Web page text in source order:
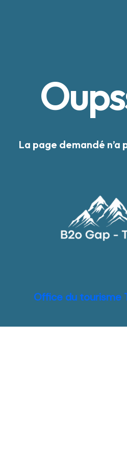
La page demandé
Office du tourisme